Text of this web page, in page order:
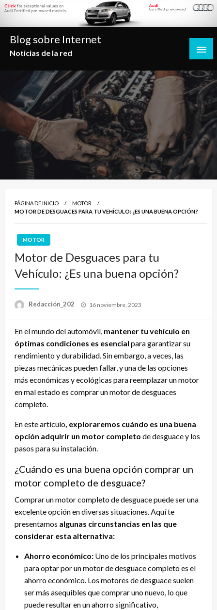
Saltar
contenido
Blog sobre Internet
Noticias de la red
PÁGINA DE INICIO
MOTOR
MOTOR DE DESGUACES PARA TU VEHÍCULO: ¿ES UNA BUENA OPCIÓN?
MOTOR
Motor de Desguaces para tu
Vehículo: ¿Es una buena opción?
Redacción_202
Publicado
16 noviembre, 2023
En el mundo del automóvil, mantener tu vehículo en
óptimas condiciones es esencial para garantizar su
rendimiento y durabilidad. Sin embargo, a veces, las
piezas mecánicas pueden fallar, y una de las opciones
más económicas y ecológicas para reemplazar un motor
en mal estado es comprar un motor de desguaces
completo.
En este artículo, exploraremos cuándo es una buena
opción adquirir un motor completo de desguace y los
pasos para su instalación.
¿Cuándo es una buena opción comprar un
motor completo de desguace?
Comprar un motor completo de desguace puede ser una
excelente opción en diversas situaciones. Aquí te
presentamos algunas circunstancias en las que
considerar esta alternativa:
Ahorro económico: Uno de los principales motivos
para optar por un motor de desguace completo es el
ahorro económico. Los motores de desguace suelen
ser más asequibles que comprar uno nuevo, lo que
puede resultar en un ahorro significativo,